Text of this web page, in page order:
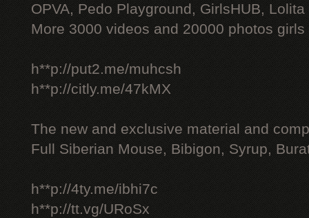
OPVA, Pedo Playground, GirlsHUB, Lolita
More 3000 videos and 20000 photos
h**p://put2.me/muhcsh
h**p://citly.me/47kMX
The new and exclusive material and
Full Siberian Mouse, Bibigon, Syrup,
h**p://4ty.me/ibhi7c
h**p://tt.vg/URoSx